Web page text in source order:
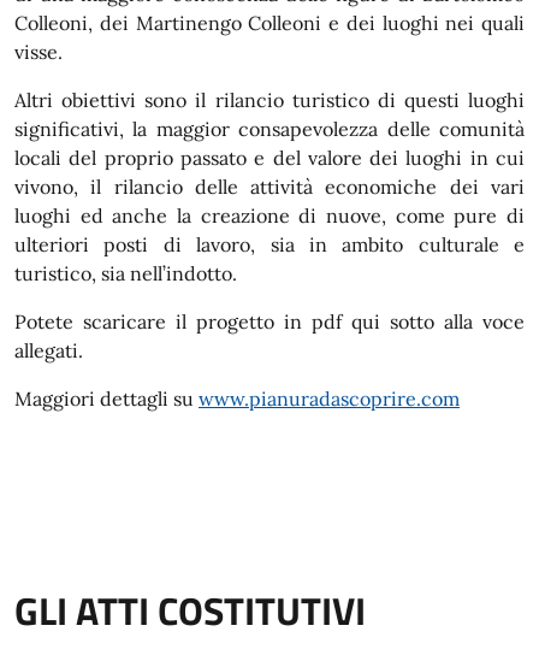
Colleoni, dei Martinengo Colleoni e dei luoghi nei quali
visse.
Altri obiettivi sono il rilancio turistico di questi luoghi
significativi, la maggior consapevolezza delle comunità
locali del proprio passato e del valore dei luoghi in cui
vivono, il rilancio delle attività economiche dei vari
luoghi ed anche la creazione di nuove, come pure di
ulteriori posti di lavoro, sia in ambito culturale e
turistico, sia nell’indotto.
Potete scaricare il progetto in pdf qui sotto alla voce
allegati.
Maggiori dettagli su www.pianuradascoprire.com
GLI ATTI COSTITUTIVI